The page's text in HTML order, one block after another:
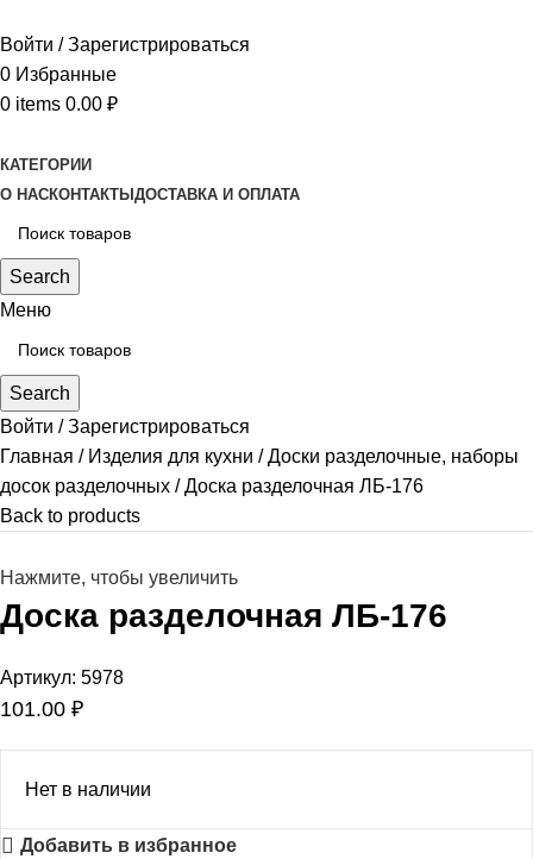
Войти / Зарегистрироваться
0 Избранные
0 items 0.00 ₽
КАТЕГОРИИ
О НАСКОНТАКТЫ ДОСТАВКА И ОПЛАТА
Search
Меню
Search
Войти / Зарегистрироваться
Главная
Изделия для кухни
Доски разделочные, наборы
досок разделочных
Доска разделочная ЛБ-176
Back to products
Нажмите, чтобы увеличить
Доска разделочная ЛБ-176
Артикул: 5978
101.00 ₽
Нет в наличии
Добавить в избранное